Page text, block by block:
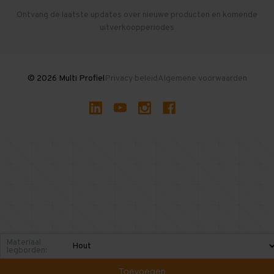
Gebruikte entresolvloeren
Ontvang de laatste updates over nieuwe producten en komende
uitverkoopperiodes
© 2026 Multi ProfielPrivacy beleidAlgemene voorwaarden
Materiaal
legborden:
Toevoegen